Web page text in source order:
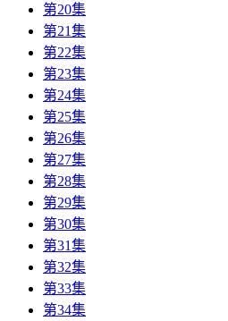
第20集
第21集
第22集
第23集
第24集
第25集
第26集
第27集
第28集
第29集
第30集
第31集
第32集
第33集
第34集